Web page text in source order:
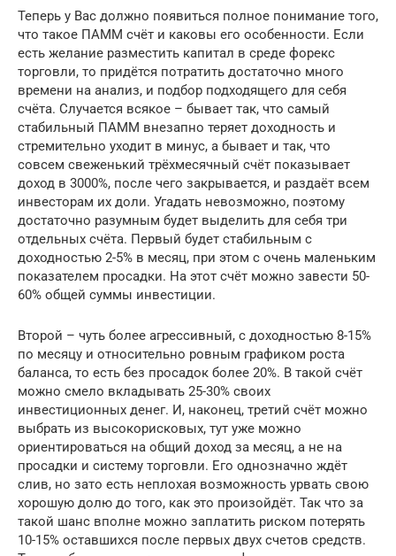
Теперь у Вас должно появиться полное понимание того,
что такое ПАММ счёт и каковы его особенности. Если
есть желание разместить капитал в среде форекс
торговли, то придётся потратить достаточно много
времени на анализ, и подбор подходящего для себя
счёта. Случается всякое – бывает так, что самый
стабильный ПАММ внезапно теряет доходность и
стремительно уходит в минус, а бывает и так, что
совсем свеженький трёхмесячный счёт показывает
доход в 3000%, после чего закрывается, и раздаёт всем
инвесторам их доли. Угадать невозможно, поэтому
достаточно разумным будет выделить для себя три
отдельных счёта. Первый будет стабильным с
доходностью 2-5% в месяц, при этом с очень маленьким
показателем просадки. На этот счёт можно завести 50-
60% общей суммы инвестиции.
Второй – чуть более агрессивный, с доходностью 8-15%
по месяцу и относительно ровным графиком роста
баланса, то есть без просадок более 20%. В такой счёт
можно смело вкладывать 25-30% своих
инвестиционных денег. И, наконец, третий счёт можно
выбрать из высокорисковых, тут уже можно
ориентироваться на общий доход за месяц, а не на
просадки и систему торговли. Его однозначно ждёт
слив, но зато есть неплохая возможность урвать свою
хорошую долю до того, как это произойдёт. Так что за
такой шанс вполне можно заплатить риском потерять
10-15% оставшихся после первых двух счетов средств.